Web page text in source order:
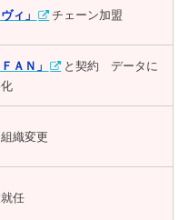
ィ」 チェーン加盟
ＡＮ」
と契約 データに
織変更
任